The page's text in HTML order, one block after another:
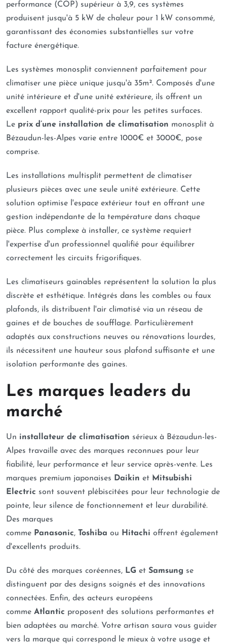
performance (COP) supérieur à 3,9, ces systèmes
produisent jusqu'à 5 kW de chaleur pour 1 kW consommé,
garantissant des économies substantielles sur votre
facture énergétique.
Les systèmes monosplit conviennent parfaitement pour
climatiser une pièce unique jusqu'à 35m². Composés d'une
unité intérieure et d'une unité extérieure, ils offrent un
excellent rapport qualité-prix pour les petites surfaces.
Le prix d’une installation de climatisation monosplit à
Bézaudun-les-Alpes varie entre 1000€ et 3000€, pose
comprise.
Les installations multisplit permettent de climatiser
plusieurs pièces avec une seule unité extérieure. Cette
solution optimise l'espace extérieur tout en offrant une
gestion indépendante de la température dans chaque
pièce. Plus complexe à installer, ce système requiert
l'expertise d'un professionnel qualifié pour équilibrer
correctement les circuits frigorifiques.
Les climatiseurs gainables représentent la solution la plus
discrète et esthétique. Intégrés dans les combles ou faux
plafonds, ils distribuent l'air climatisé via un réseau de
gaines et de bouches de soufflage. Particulièrement
adaptés aux constructions neuves ou rénovations lourdes,
ils nécessitent une hauteur sous plafond suffisante et une
isolation performante des gaines.
Les marques leaders du
marché
Un installateur de climatisation sérieux à Bézaudun-les-
Alpes travaille avec des marques reconnues pour leur
fiabilité, leur performance et leur service après-vente. Les
marques premium japonaises Daikin et Mitsubishi
Electric sont souvent plébiscitées pour leur technologie de
pointe, leur silence de fonctionnement et leur durabilité.
Des marques
comme Panasonic, Toshiba ou Hitachi offrent également
d'excellents produits.
Du côté des marques coréennes, LG et Samsung se
distinguent par des designs soignés et des innovations
connectées. Enfin, des acteurs européens
comme Atlantic proposent des solutions performantes et
bien adaptées au marché. Votre artisan saura vous guider
vers la marque qui correspond le mieux à votre usage et